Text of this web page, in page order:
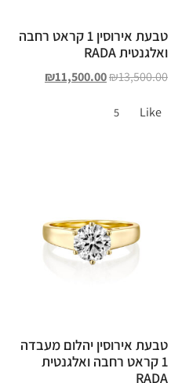
טבעת אירוסין 1 קראט רחבה
ואלגנטית RADA
₪13,500.00
₪11,500.00
Like
5
טבעת אירוסין יהלום מעבדה
1 קראט רחבה ואלגנטית
RADA